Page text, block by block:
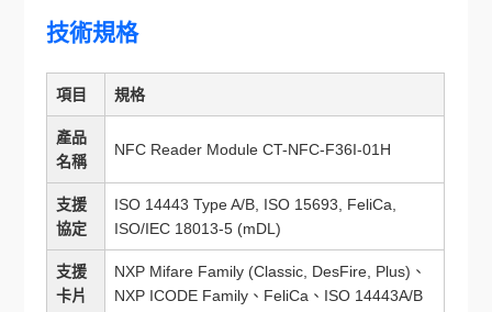
技術規格
項目 規格
產品
名稱
NFC Reader Module CT-NFC-F36I-01H
支援
協定
ISO 14443 Type A/B, ISO 15693, FeliCa,
ISO/IEC 18013-5 (mDL)
支援
卡片
NXP Mifare Family (Classic, DesFire, Plus)、
NXP ICODE Family、FeliCa、ISO 14443A/B